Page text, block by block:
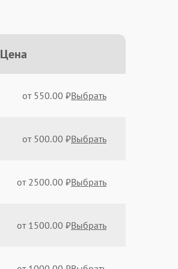
Цена
от 550.00 ₽Выбрать
от 500.00 ₽Выбрать
от 2500.00 ₽Выбрать
от 1500.00 ₽Выбрать